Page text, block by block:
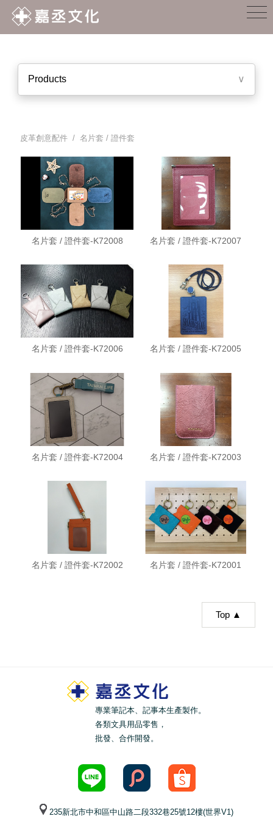
Products ∨
皮革創意配件 / 名片套 / 證件套
名片套 / 證件套-K72008 名片套 / 證件套-K72007
名片套 / 證件套-K72006 名片套 / 證件套-K72005
名片套 / 證件套-K72004 名片套 / 證件套-K72003
名片套 / 證件套-K72002 名片套 / 證件套-K72001
Top ▲
專業筆記本、記事本生產製作。
各類文具用品零售，
批發、合作開發。
235新北市中和區中山路二段332巷25號12樓(世界V1)